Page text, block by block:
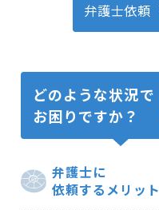
弁護士依頼
どのような状況で
お困りですか？
弁護士に
依頼するメリット